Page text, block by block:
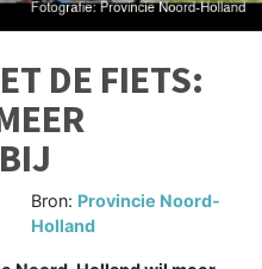
DE FIETS:
Bron: Provincie Noord-
Holland